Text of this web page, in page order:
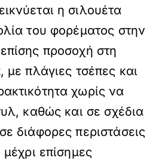
η σιλουέτα
του φορέματος στην
προσοχή στη
με πλάγιες τσέπες και
χωρίς να
καθώς και σε σχέδια
διάφορες περιστάσεις
επίσημες